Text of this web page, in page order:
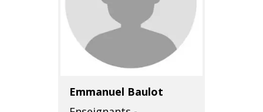
Emmanuel Baulot